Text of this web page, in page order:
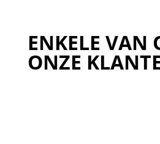
ENKELE VAN
ONZE